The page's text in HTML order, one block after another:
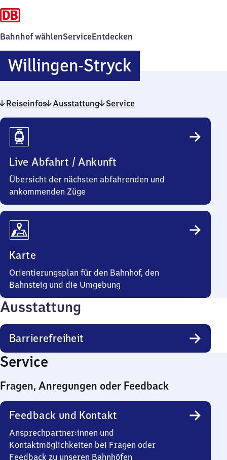
Bahnhof wählenServiceEntdecken
Willingen-StryckWillingen-
Stryck
Reiseinfos Ausstattung Service
Reiseinfos
Live Abfahrt / Ankunft
Übersicht der nächsten abfahrenden und
ankommenden Züge
Karte
Orientierungsplan für den Bahnhof, den
Bahnsteig und die Umgebung
Ausstattung
Barrierefreiheit
Service
Fragen, Anregungen oder Feedback
Feedback und Kontakt
Ansprechpartner:innen und
Kontaktmöglichkeiten bei Fragen oder
Feedback zu unseren Bahnhöfen